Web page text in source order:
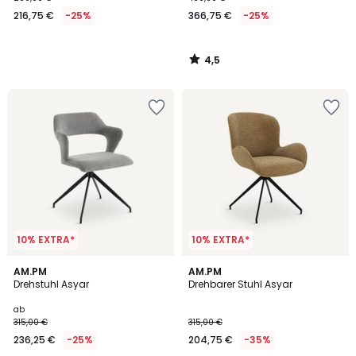
Statt
216,75 € -25% 366,75 € -25%
4,5
/
10% EXTRA*
AM.PM
Drehstuhl Asyar
ab
315,00 €
236,25 € -25%
4,5
/ 5
2
Farben
10% EXTRA*
AM.PM
Drehbarer Stuhl Asyar
315,00 €
204,75 € -35%
4,7
/ 5